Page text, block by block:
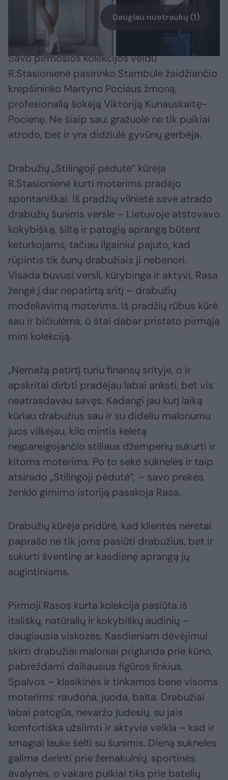
Daugiau nuotraukų (1)
Savo pirmosios kolekcijos veidu
R.Stasionienė pasirinko Stambule žaidžiančio
krepšininko Martyno Pociaus žmoną,
profesionalią šokėją Viktoriją Kunauskaitę-
Pocienę. Ne šiaip sau: gražuolė ne tik puikiai
atrodo, bet ir yra didžiulė gyvūnų gerbėja.
Drabužių „Stilingoji pėdutė“ kūrėja
R.Stasionienė kurti moterims pradėjo
spontaniškai. Iš pradžių vilnietė save atrado
drabužių šunims versle – Lietuvoje atstovavo
kokybišką, šiltą ir patogią aprangą būtent
keturkojams, tačiau ilgainiui pajuto, kad
rūpintis tik šunų drabužiais ji nebenori.
Visada buvusi versli, kūrybinga ir aktyvi, Rasa
žengė į dar nepatirtą sritį – drabužių
modeliavimą moterims. Iš pradžių rūbus kūrė
sau ir bičiulėms, o štai dabar pristato pirmąją
mini kolekciją.
„Nemažą patirtį turiu finansų srityje, o ir
apskritai dirbti pradėjau labai anksti, bet vis
neatrasdavau savęs. Kadangi jau kurį laiką
kūriau drabužius sau ir su dideliu malonumu
juos vilkėjau, kilo mintis keletą
neįpareigojančio stiliaus džemperių sukurti ir
kitoms moterims. Po to sekė suknelės ir taip
atsirado „Stilingoji pėdutė“, – savo prekės
ženklo gimimo istoriją pasakoja Rasa.
Drabužių kūrėja pridūrė, kad klientės neretai
paprašo ne tik joms pasiūti drabužius, bet ir
sukurti šventinę ar kasdienę aprangą jų
augintiniams.
Pirmoji Rasos kurta kolekcija pasiūta iš
itališkų, natūralių ir kokybiškų audinių –
daugiausia viskozės. Kasdieniam dėvėjimui
skirti drabužiai maloniai priglunda prie kūno,
pabrėždami dailiausius figūros linkius.
Spalvos – klasikinės ir tinkamos bene visoms
moterims: raudona, juoda, balta. Drabužiai
labai patogūs, nevaržo judesių, su jais
komfortiška užsiimti ir aktyvia veikla – kad ir
smagiai lauke šėlti su šunimis. Dieną sukneles
galima derinti prie žemakulnių, sportinės
avalynės, o vakare puikiai tiks prie batelių